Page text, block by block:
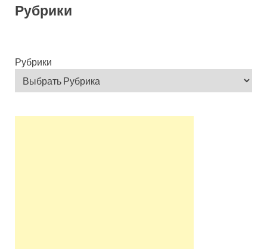
Рубрики
Рубрики